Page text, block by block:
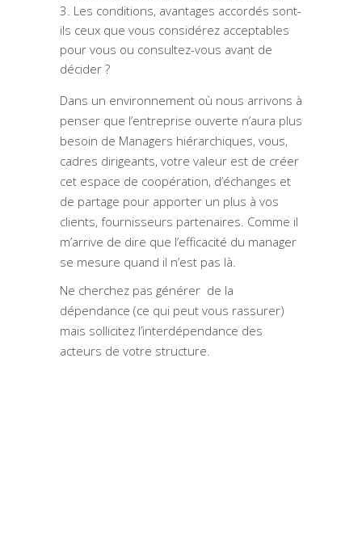
Les conditions, avantages accordés sont-
ils ceux que vous considérez acceptables
pour vous ou consultez-vous avant de
décider ?
Dans un environnement où nous arrivons à
penser que l’entreprise ouverte n’aura plus
besoin de Managers hiérarchiques, vous,
cadres dirigeants, votre valeur est de créer
cet espace de coopération, d’échanges et
de partage pour apporter un plus à vos
clients, fournisseurs partenaires. Comme il
m’arrive de dire que l’efficacité du manager
se mesure quand il n’est pas là.
Ne cherchez pas générer de la
dépendance (ce qui peut vous rassurer)
mais sollicitez l’interdépendance des
acteurs de votre structure.